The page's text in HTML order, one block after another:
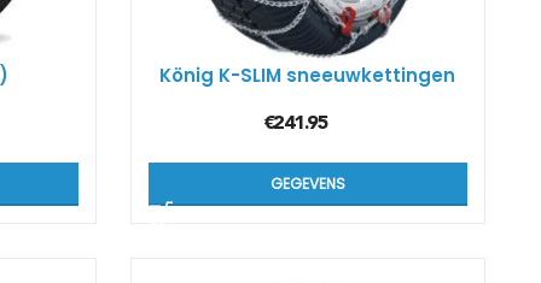
König K-SLIM sneeuwkettingen
€241.95
GEGEVENS